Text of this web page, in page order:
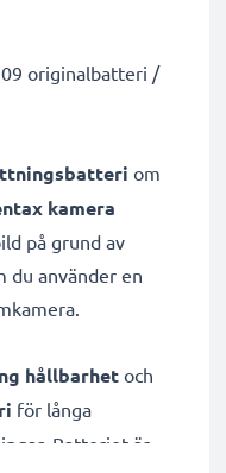
originalbatteri /
om
kamera
på grund av
du använder en
hållbarhet och
för långa
Batteriet är